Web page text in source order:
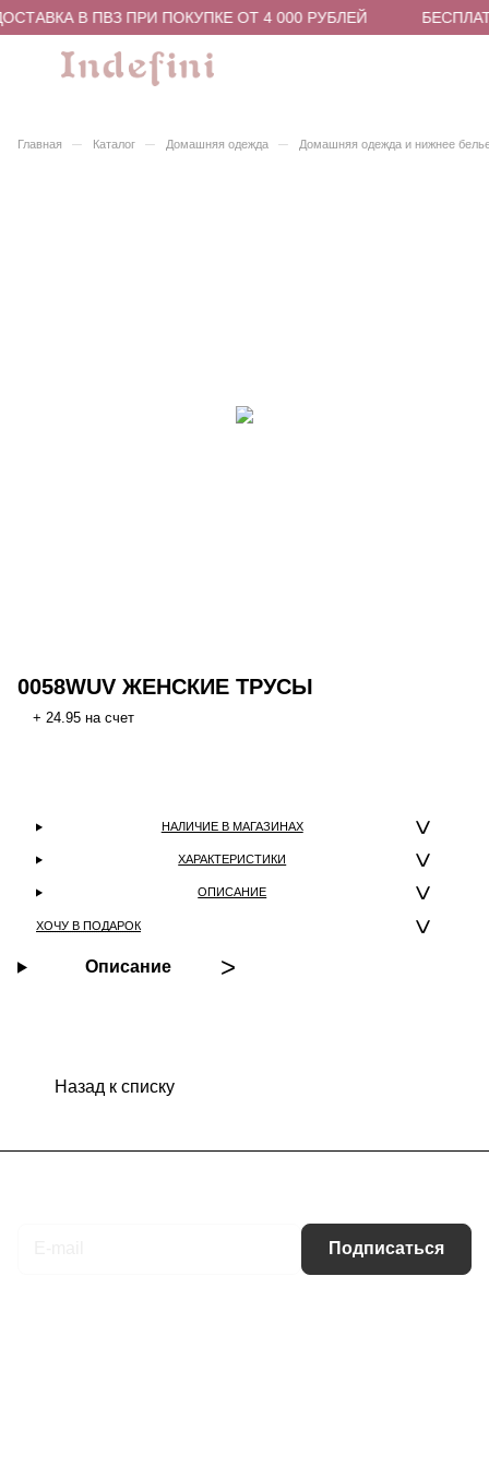
В ПВЗ ПРИ ПОКУПКЕ ОТ 4 000 РУБЛЕЙ
Главная – Каталог – Домашняя одежда – Домашняя одежда и нижнее
0058WUV ЖЕНСКИЕ ТРУСЫ
+ 24.95 на счет
НАЛИЧИЕ В МАГАЗИНАХ
ХАРАКТЕРИСТИКИ
ОПИСАНИЕ
ХОЧУ В ПОДАРОК
Описание
Назад к списку
Подписаться